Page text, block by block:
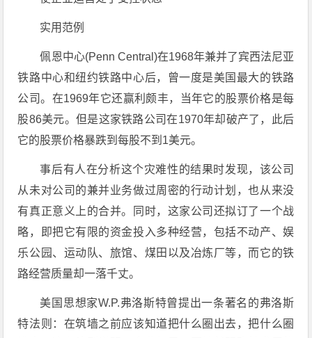
实用范例
佩恩中心(Penn Central)在1968年兼并了宾西法尼亚
铁路中心和纽约铁路中心后，曾一度是美国最大的铁路
公司。在1969年它还赢利颇丰，当年它的股票价格是每
股86美元。但是这家铁路公司在1970年却破产了，此后
它的股票价格暴跌到每股不到1美元。
事后有人在分析这个灾难性的结果时发现，该公司
从未对公司的兼并业务做过周密的行动计划，也从来没
有真正意义上的合并。同时，这家公司还拟订了一个战
略，即把它有限的资金投入多种经营，包括不动产、娱
乐公园、运动队、旅馆、煤田以及冶炼厂等，而它的铁
路经营质量却一落千丈。
美国思想家W.P.弗洛斯特曾提出一条著名的弗洛斯
特法则：在筑墙之前应该知道把什么圈出去，把什么圈